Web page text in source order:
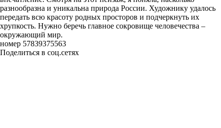
разнообразна и уникальна природа России. Художнику удалось
передать всю красоту родных просторов и подчеркнуть их
хрупкость. Нужно беречь главное сокровище человечества –
окружающий мир.
номер 57839375563
Поделиться в соц.сетях